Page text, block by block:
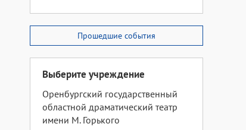
Прошедшие события
Выберите учреждение
Оренбургский государственный
областной драматический театр
имени М. Горького